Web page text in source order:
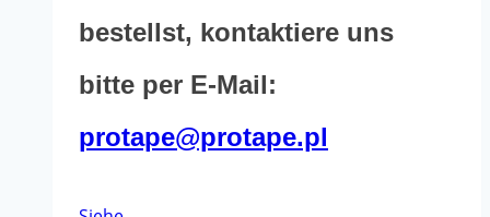
bestellst, kontaktiere uns
bitte per E-Mail:
protape@protape.pl